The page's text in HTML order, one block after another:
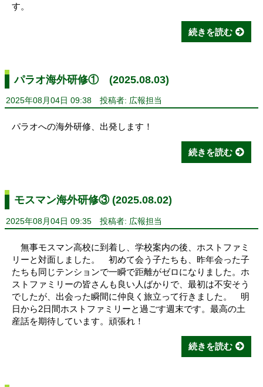
す。
続きを読む
パラオ海外研修① (2025.08.03)
2025年08月04日 09:38 投稿者: 広報担当
パラオへの海外研修、出発します！
続きを読む
モスマン海外研修③ (2025.08.02)
2025年08月04日 09:35 投稿者: 広報担当
無事モスマン高校に到着し、学校案内の後、ホストファミ
リーと対面しました。 初めて会う子たちも、昨年会った子
たちも同じテンションで一瞬で距離がゼロになりました。ホ
ストファミリーの皆さんも良い人ばかりで、最初は不安そう
でしたが、出会った瞬間に仲良く旅立って行きました。 明
日から2日間ホストファミリーと過ごす週末です。最高の土
産話を期待しています。頑張れ！
続きを読む